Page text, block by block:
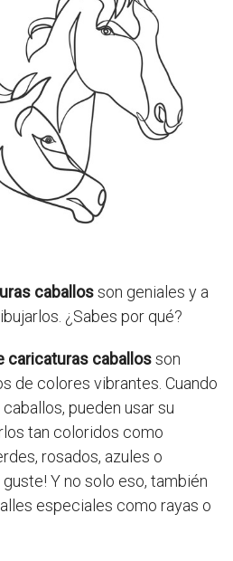
caballosson geniales y a
¿Sabes por qué?
caricaturas caballosson
de colores vibrantes. Cuando
pueden usar su
tan coloridos como
rosados, azules o
Y no solo eso, también
especiales como rayas o